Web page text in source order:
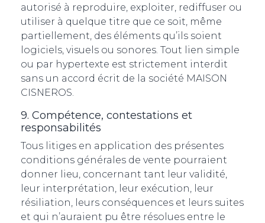
autorisé à reproduire, exploiter, rediffuser ou
utiliser à quelque titre que ce soit, même
partiellement, des éléments qu’ils soient
logiciels, visuels ou sonores. Tout lien simple
ou par hypertexte est strictement interdit
sans un accord écrit de la société MAISON
CISNEROS.
9. Compétence, contestations et
responsabilités
Tous litiges en application des présentes
conditions générales de vente pourraient
donner lieu, concernant tant leur validité,
leur interprétation, leur exécution, leur
résiliation, leurs conséquences et leurs suites
et qui n’auraient pu être résolues entre le